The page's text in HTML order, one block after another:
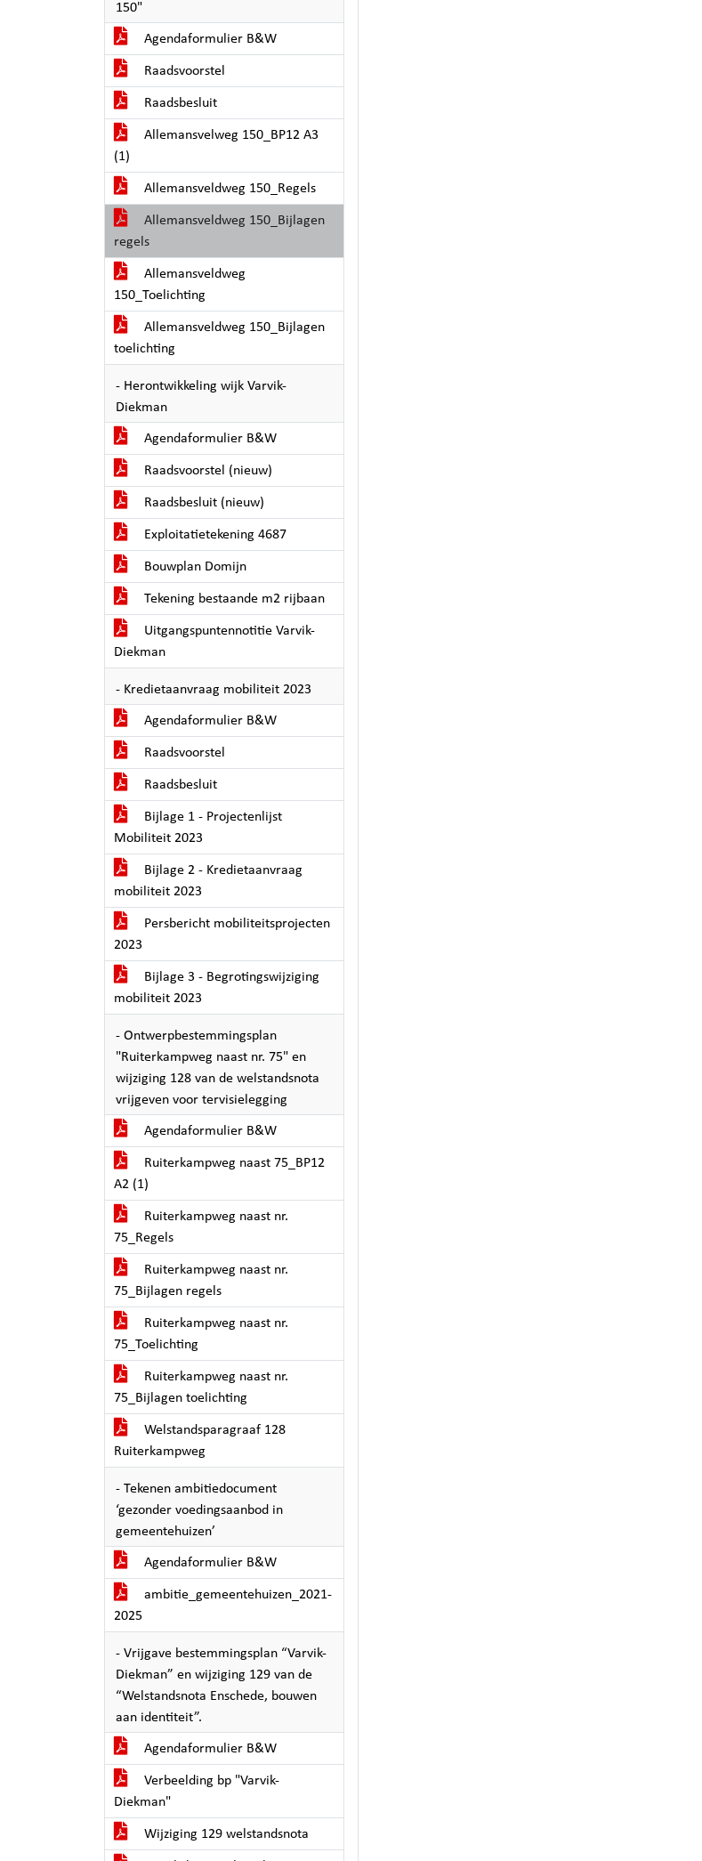
150"
Agendaformulier B&W
Raadsvoorstel
Raadsbesluit
Allemansvelweg 150_BP12 A3
(1)
Allemansveldweg 150_Regels
Allemansveldweg 150_Bijlagen
regels
Allemansveldweg
150_Toelichting
Allemansveldweg 150_Bijlagen
toelichting
- Herontwikkeling wijk Varvik-
Diekman
Agendaformulier B&W
Raadsvoorstel (nieuw)
Raadsbesluit (nieuw)
Exploitatietekening 4687
Bouwplan Domijn
Tekening bestaande m2 rijbaan
Uitgangspuntennotitie Varvik-
Diekman
- Kredietaanvraag mobiliteit 2023
Agendaformulier B&W
Raadsvoorstel
Raadsbesluit
Bijlage 1 - Projectenlijst
Mobiliteit 2023
Bijlage 2 - Kredietaanvraag
mobiliteit 2023
Persbericht mobiliteitsprojecten
2023
Bijlage 3 - Begrotingswijziging
mobiliteit 2023
- Ontwerpbestemmingsplan
"Ruiterkampweg naast nr. 75" en
wijziging 128 van de welstandsnota
vrijgeven voor tervisielegging
Agendaformulier B&W
Ruiterkampweg naast 75_BP12
A2 (1)
Ruiterkampweg naast nr.
75_Regels
Ruiterkampweg naast nr.
75_Bijlagen regels
Ruiterkampweg naast nr.
75_Toelichting
Ruiterkampweg naast nr.
75_Bijlagen toelichting
Welstandsparagraaf 128
Ruiterkampweg
- Tekenen ambitiedocument
‘gezonder voedingsaanbod in
gemeentehuizen’
Agendaformulier B&W
ambitie_gemeentehuizen_2021-
2025
- Vrijgave bestemmingsplan “Varvik-
Diekman” en wijziging 129 van de
“Welstandsnota Enschede, bouwen
aan identiteit”.
Agendaformulier B&W
Verbeelding bp "Varvik-
Diekman"
Wijziging 129 welstandsnota